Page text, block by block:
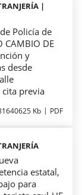
|
Policía de
CAMBIO DE
y
desde
cita previa
Kb PDF
estatal,
para